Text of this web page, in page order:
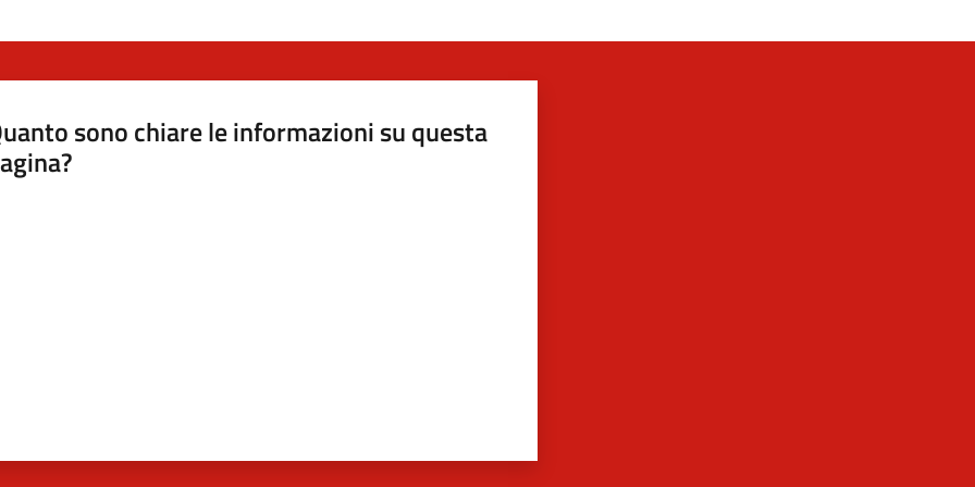
sono chiare le informazioni su questa